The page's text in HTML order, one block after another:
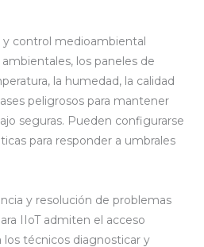
y control medioambiental
los paneles de
la humedad, la calidad
peligrosos para mantener
seguras. Pueden configurarse
para responder a umbrales
y resolución de problemas
IIoT admiten el acceso
técnicos diagnosticar y